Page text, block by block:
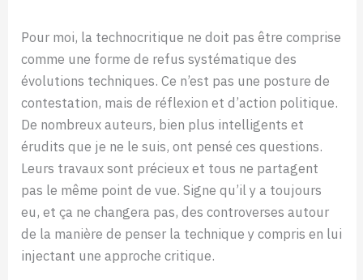
Pour moi, la technocritique ne doit pas être comprise
comme une forme de refus systématique des
évolutions techniques. Ce n’est pas une posture de
contestation, mais de réflexion et d’action politique.
De nombreux auteurs, bien plus intelligents et
érudits que je ne le suis, ont pensé ces questions.
Leurs travaux sont précieux et tous ne partagent
pas le même point de vue. Signe qu’il y a toujours
eu, et ça ne changera pas, des controverses autour
de la manière de penser la technique y compris en lui
injectant une approche critique.